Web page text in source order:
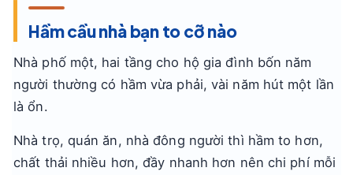
Hầm cầu nhà bạn to cỡ nào
Nhà phố một, hai tầng cho hộ gia đình bốn năm
người thường có hầm vừa phải, vài năm hút một lần
là ổn.
Nhà trọ, quán ăn, nhà đông người thì hầm to hơn,
chất thải nhiều hơn, đầy nhanh hơn nên chi phí mỗi